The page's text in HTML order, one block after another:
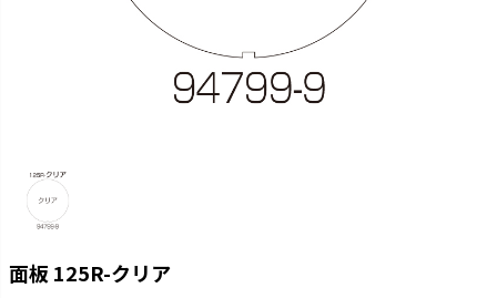
面板 125R-クリア